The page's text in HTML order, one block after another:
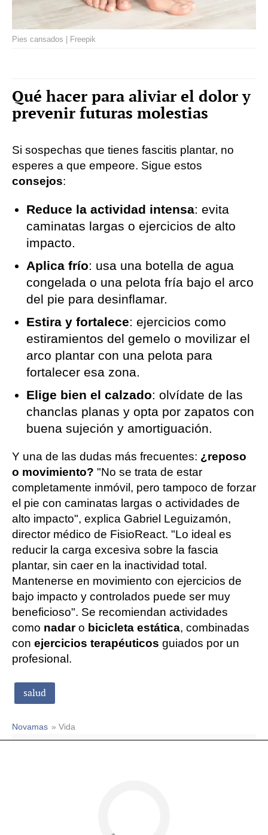
Pies cansados | Freepik
Qué hacer para aliviar el dolor y
prevenir futuras molestias
Si sospechas que tienes fascitis plantar, no
esperes a que empeore. Sigue estos
consejos:
Reduce la actividad intensa: evita
caminatas largas o ejercicios de alto
impacto.
Aplica frío: usa una botella de agua
congelada o una pelota fría bajo el arco
del pie para desinflamar.
Estira y fortalece: ejercicios como
estiramientos del gemelo o movilizar el
arco plantar con una pelota para
fortalecer esa zona.
Elige bien el calzado: olvídate de las
chanclas planas y opta por zapatos con
buena sujeción y amortiguación.
Y una de las dudas más frecuentes: ¿reposo
o movimiento? "No se trata de estar
completamente inmóvil, pero tampoco de forzar
el pie con caminatas largas o actividades de
alto impacto", explica Gabriel Leguizamón,
director médico de FisioReact. "Lo ideal es
reducir la carga excesiva sobre la fascia
plantar, sin caer en la inactividad total.
Mantenerse en movimiento con ejercicios de
bajo impacto y controlados puede ser muy
beneficioso". Se recomiendan actividades
como nadaro bicicleta estática, combinadas
con ejercicios terapéuticos guiados por un
profesional.
salud
Novamas » Vida